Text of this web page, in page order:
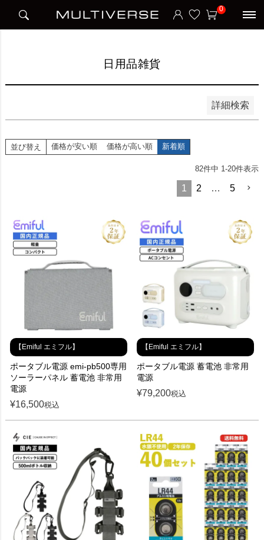
0
日用品雑貨
詳細検索
並び順
新着順
並び替え 価格が安い順 価格が高い順 新着順
82件中 1-20件表示
1 2 … 5
【Emiful エミフル】
ポータブル電源 emi-pb500専用
ソーラーパネル 蓄電池 非常用
電源
¥16,500税込
【Emiful エミフル】
ポータブル電源 蓄電池 非常用
電源
¥79,200税込